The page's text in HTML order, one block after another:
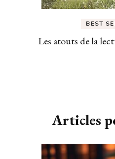
BEST
Les atouts de la
Articles